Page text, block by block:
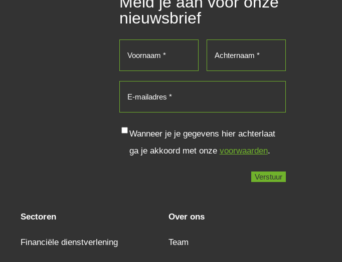
nieuwsbrief
Consent
Wanneer je je gegevens hier achterlaat
ga je akkoord met onze voorwaarden.
Sectoren
Financiële dienstverlening
Over ons
Team